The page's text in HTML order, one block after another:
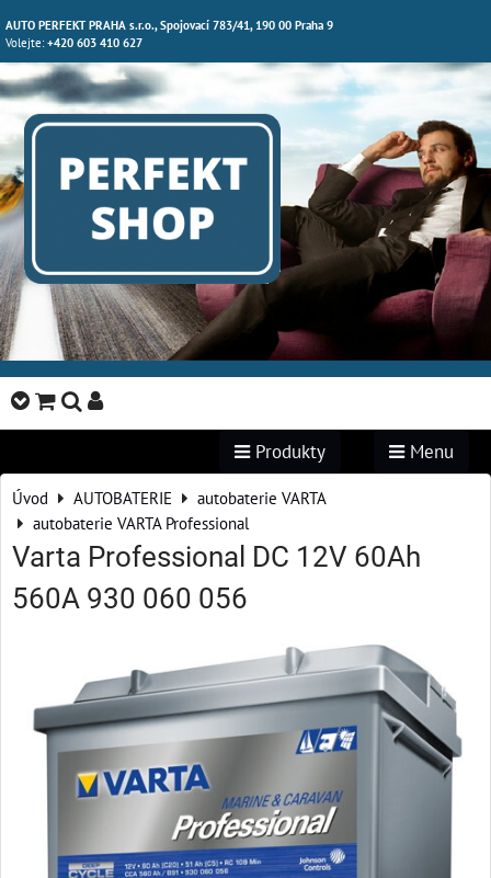
AUTO PERFEKT PRAHA s.r.o., Spojovací 783/41, 190 00 Praha 9
Volejte:+420 603 410 627
Produkty Menu
Úvod AUTOBATERIE
autobaterie VARTA
autobaterie VARTA Professional
Varta Professional DC 12V 60Ah
560A 930 060 056